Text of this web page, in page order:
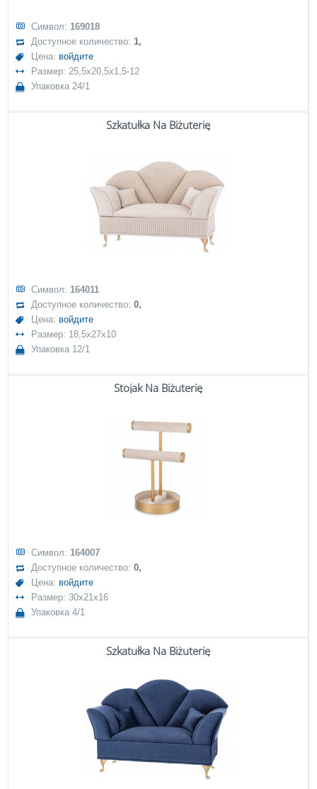
Символ: 169018
Доступное количество:1,
Цена: войдите
Размер: 25,5x20,5x1,5-12
Упаковка 24/1
Szkatułka Na Biżuterię
Символ: 164011
Доступное количество:0,
Цена: войдите
Размер: 18,5x27x10
Упаковка 12/1
Stojak Na Biżuterię
Символ: 164007
Доступное количество:0,
Цена: войдите
Размер: 30x21x16
Упаковка 4/1
Szkatułka Na Biżuterię